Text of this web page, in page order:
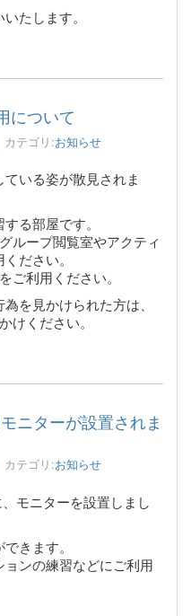
いたします。
について
カテゴリ:お知らせ
いる姿が散見されま
る部屋です。
ループ閲覧室やアクティ
ださい。
ご利用ください。
を見かけられた方は、
けください。
ニターが設置されま
カテゴリ:お知らせ
モニターを設置しまし
きます。
ンの練習などにご利用